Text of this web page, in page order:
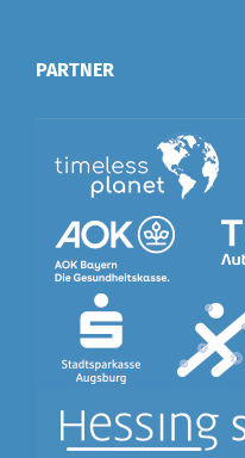
PARTNER